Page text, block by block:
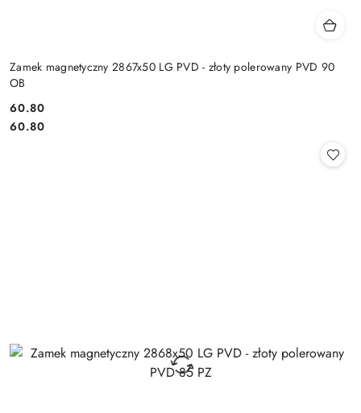
Zamek magnetyczny 2867x50 LG PVD - złoty polerowany PVD 90
OB
Cena:
60.80
Cena:
60.80